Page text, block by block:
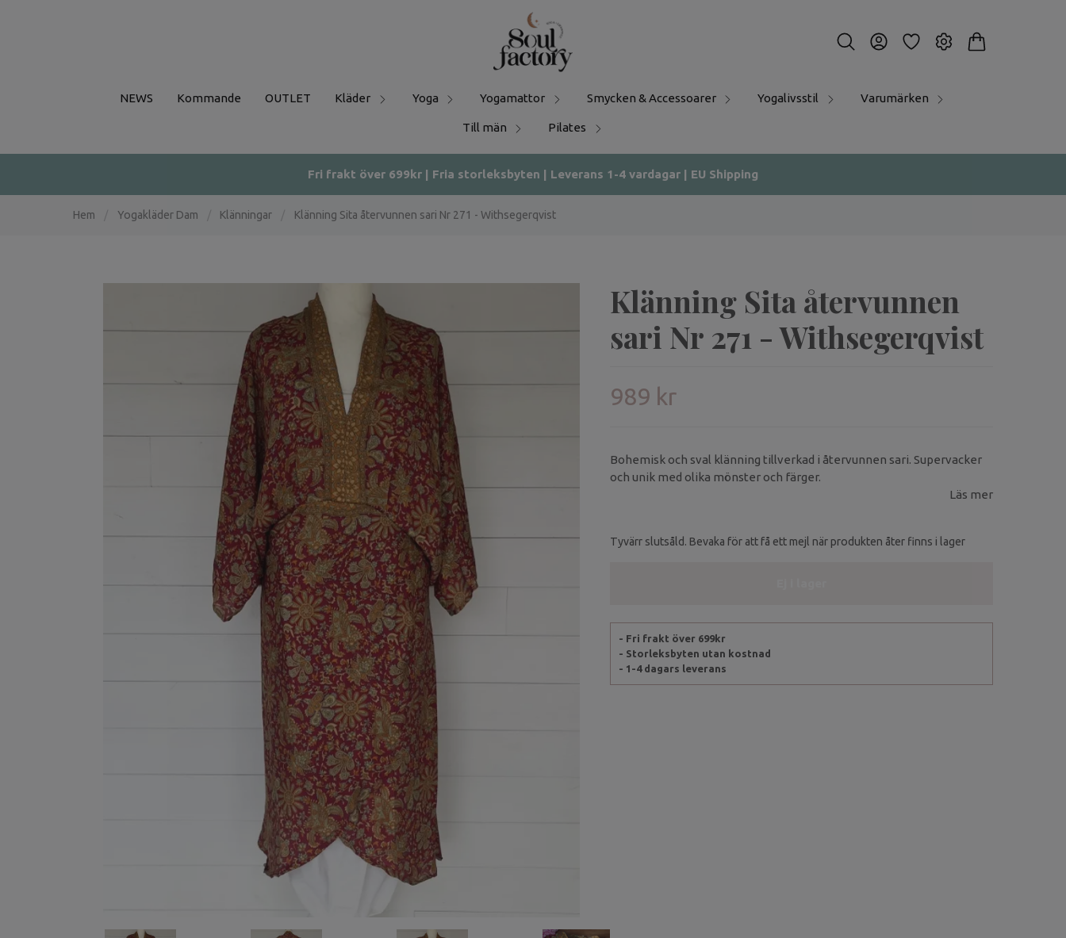
NEWS Kommande OUTLET Kläder Yoga Yogamattor Smycken & Accessoarer Yogalivsstil Varumärken
Till män Pilates
Fri frakt över 699kr | Fria storleksbyten | Leverans 1-4 vardagar | EU Shipping
Hem Yogakläder Dam Klänningar Klänning Sita återvunnen sari Nr 271 - Withsegerqvist
Klänning Sita återvunnen
sari Nr 271 - Withsegerqvist
989 kr
Bohemisk och sval klänning tillverkad i återvunnen sari. Supervacker
och unik med olika mönster och färger.
Läs mer
Tyvärr slutsåld. Bevaka för att få ett mejl när produkten åter finns i lager
- Fri frakt över 699kr
- Storleksbyten utan kostnad
- 1-4 dagars leverans